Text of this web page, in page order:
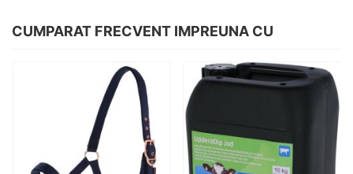
CUMPARAT FRECVENT IMPREUNA CU